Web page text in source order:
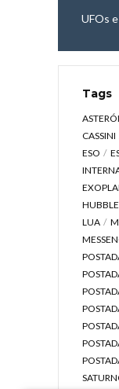
UFOs
Tags
CASSINI
ESO
HUBBLE
LUA